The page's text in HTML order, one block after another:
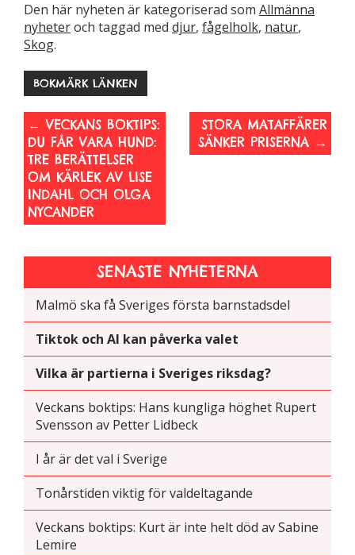
Den här nyheten är kategoriserad som Allmänna
nyheteroch taggad med djur, fågelholk, natur,
Skog.
BOKMÄRK LÄNKEN
← VECKANS BOKTIPS:
DU FÅR VARA HUND:
TRE BERÄTTELSER
OM KÄRLEK AV LISE
INDAHL OCH OLGA
NYCANDER
STORA MATAFFÄRER
SÄNKER PRISERNA →
SENASTE NYHETERNA
Malmö ska få Sveriges första barnstadsdel
Tiktok och AI kan påverka valet
Vilka är partierna i Sveriges riksdag?
Veckans boktips: Hans kungliga höghet Rupert
Svensson av Petter Lidbeck
I år är det val i Sverige
Tonårstiden viktig för valdeltagande
Veckans boktips: Kurt är inte helt död av Sabine
Lemire